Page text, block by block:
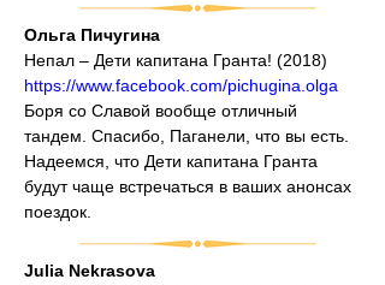
Ольга Пичугина
Непал – Дети капитана Гранта! (2018)
https://www.facebook.com/pichugina.olga
Боря со Славой вообще отличный
тандем. Спасибо, Паганели, что вы есть.
Надеемся, что Дети капитана Гранта
будут чаще встречаться в ваших анонсах
поездок.
Julia Nekrasova